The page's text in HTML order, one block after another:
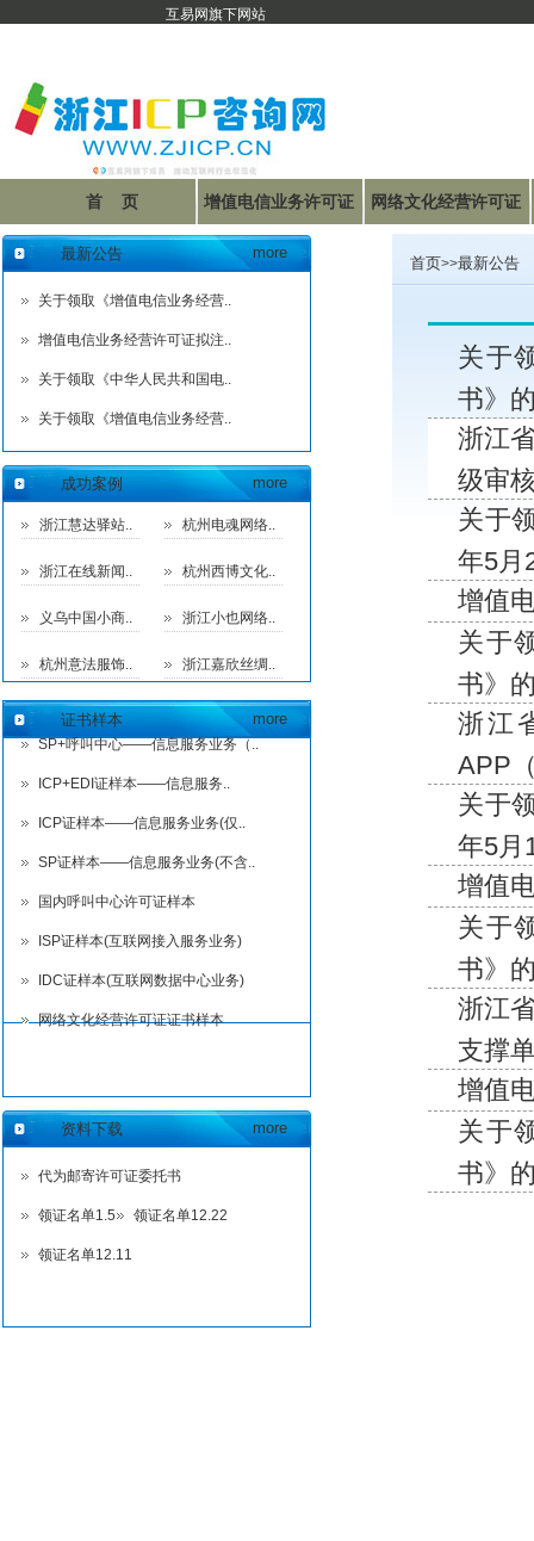
互易网旗下网站
首 页 增值电信业务许可证 网络文化经营许可证
联系我们 资料下载
最新公告 more
关于领取《增值电信业务经营..
增值电信业务经营许可证拟注..
关于领取《中华人民共和国电..
关于领取《增值电信业务经营..
成功案例 more
浙江慧达驿站.. 杭州电魂网络..
浙江在线新闻.. 杭州西博文化..
义乌中国小商.. 浙江小也网络..
杭州意法服饰.. 浙江嘉欣丝绸..
证书样本 more
SP+呼叫中心——信息服务业务（..
ICP+EDI证样本——信息服务..
ICP证样本——信息服务业务(仅..
SP证样本——信息服务业务(不含..
国内呼叫中心许可证样本
ISP证样本(互联网接入服务业务)
IDC证样本(互联网数据中心业务)
网络文化经营许可证证书样本
资料下载 more
代为邮寄许可证委托书
领证名单1.5 领证名单12.22
领证名单12.11
首页>>最新公告
关于
书》
浙江
级审
关于
年5月
增值
关于
书》
浙江
APP
关于
年5月
增值
关于
书》
浙江
支撑
增值
关于
书》